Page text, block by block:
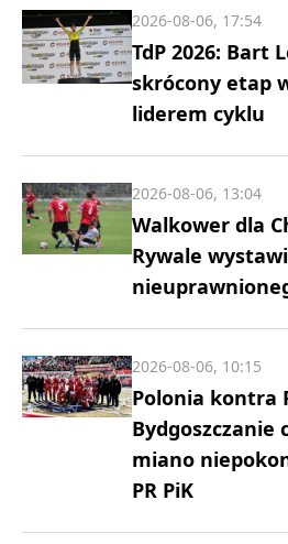
TdP 2026: Bart
skrócony etap
liderem cyklu
2026-08-06, 17:54
Walkower dla
Rywale
2026-08-06, 13:04
Polonia kontra
Bydgoszczanie
miano
PR PiK
2026-08-06, 10:15